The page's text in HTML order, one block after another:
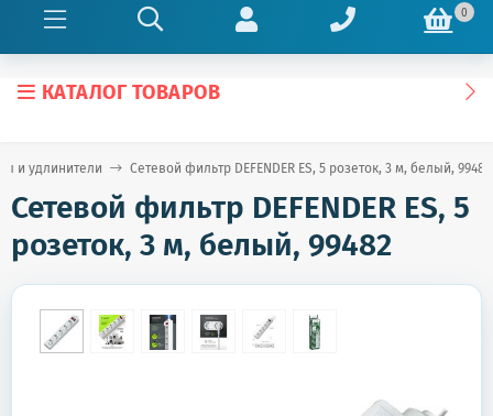
0
КАТАЛОГ ТОВАРОВ
и удлинители Сетевой фильтр DEFENDER ES, 5 розеток, 3 м, белый, 99482
Сетевой фильтр DEFENDER ES, 5
розеток, 3 м, белый, 99482